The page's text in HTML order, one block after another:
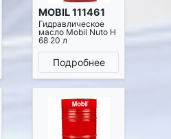
MOBIL 111461
Гидравлическое
масло Mobil Nuto H
68 20 л
Подробнее